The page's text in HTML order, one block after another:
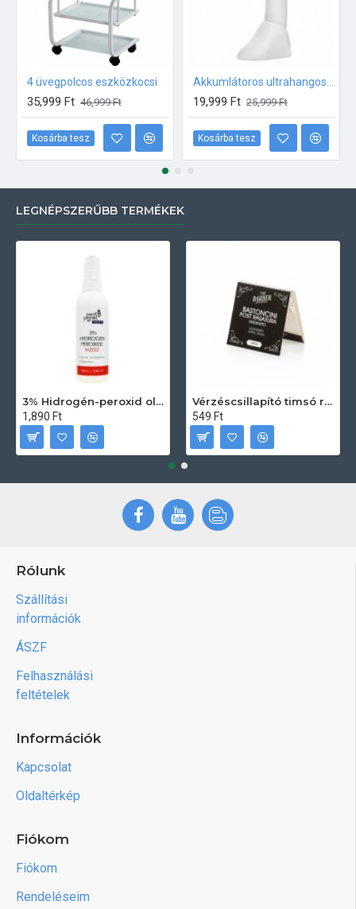
4 üvegpolcos eszközkocsi
35,999 Ft 46,999 Ft
Kosárba tesz
19,999 Ft 25,999 Ft
Kosárba tesz
LEGNÉPSZERŰBB TERMÉKEK
3% Hidrogén-peroxid oldat (sebfertőtlenítő) 100ml
1,890 Ft
Vérzéscsillapító timsó rúd 20db
549 Ft
Rólunk
Szállítási
információk
ÁSZF
Felhasználási
feltételek
Információk
Kapcsolat
Oldaltérkép
Fiókom
Fiókom
Rendeléseim